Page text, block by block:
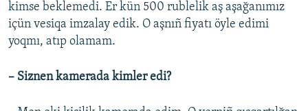
kimse beklemedi. Er kün 500 rublelik aş aşağanımız
içün vesiqa imzalay edik. O aşnıñ fiyatı öyle edimi
yoqmı, atıp olamam.
– Siznen kamerada kimler edi?